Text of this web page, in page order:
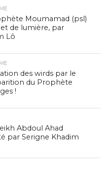
Moumamad (psl)
de lumière, par
Lô
des wirds par le
du Prophète
!
Abdoul Ahad
par Serigne Khadim